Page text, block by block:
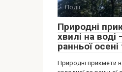
Події
Природні
хвилі на
ранньої
Природні прикмети